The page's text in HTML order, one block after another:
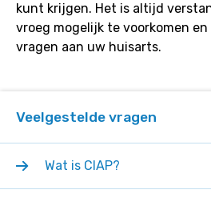
kunt krijgen. Het is altijd
vroeg mogelijk te voorkomen
vragen aan uw huisarts.
Veelgestelde vragen
Wat is CIAP?